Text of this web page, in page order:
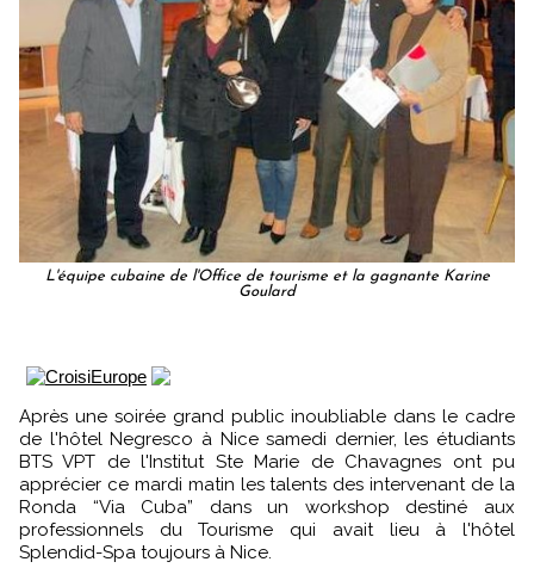
L'équipe cubaine de l'Office de tourisme et la gagnante Karine
Goulard
Après une soirée grand public inoubliable dans le cadre
de l'hôtel Negresco à Nice samedi dernier, les étudiants
BTS VPT de l'Institut Ste Marie de Chavagnes ont pu
apprécier ce mardi matin les talents des intervenant de la
Ronda “Via Cuba” dans un workshop destiné aux
professionnels du Tourisme qui avait lieu à l'hôtel
Splendid-Spa toujours à Nice.